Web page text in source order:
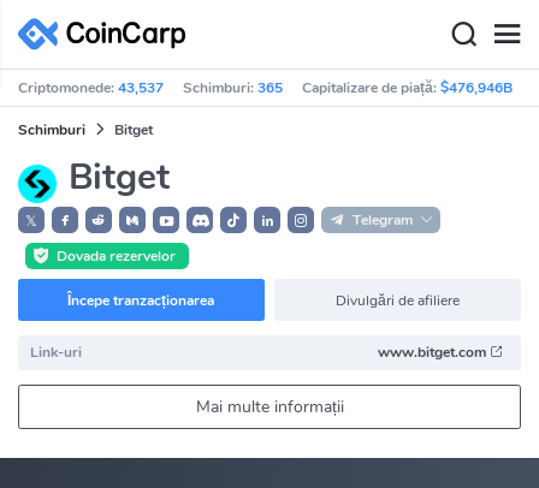
Criptomonede:43,537 Schimburi:365 Capitalizare de piață:$476,946B
Schimburi Bitget
Bitget
𝕏
Telegram
Dovada rezervelor
Începe tranzacționarea Divulgări de afiliere
Link-uri www.bitget.com
Mai multe informații